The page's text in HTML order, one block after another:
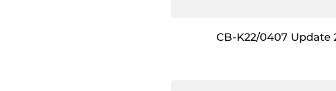
CB-K22/0407 Update